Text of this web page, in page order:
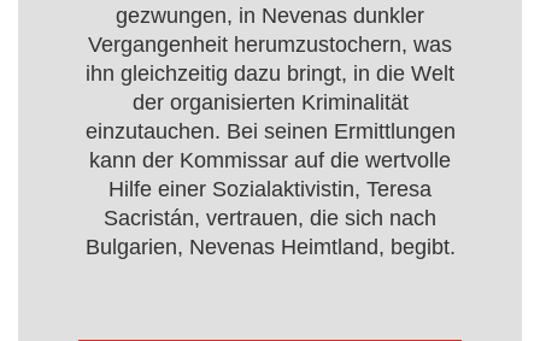
gezwungen, in Nevenas dunkler
Vergangenheit herumzustochern, was
ihn gleichzeitig dazu bringt, in die Welt
der organisierten Kriminalität
einzutauchen. Bei seinen Ermittlungen
kann der Kommissar auf die wertvolle
Hilfe einer Sozialaktivistin, Teresa
Sacristán, vertrauen, die sich nach
Bulgarien, Nevenas Heimtland, begibt.